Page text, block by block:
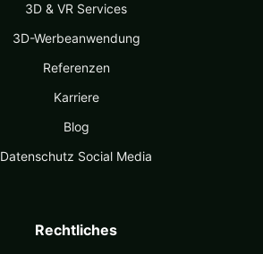
3D & VR Services
3D-Werbeanwendung
Referenzen
Karriere
Blog
Datenschutz Social Media
Rechtliches